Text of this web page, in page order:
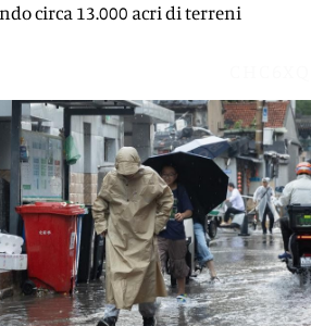
circa 13.000 acri di terreni